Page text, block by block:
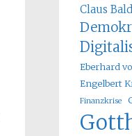
Claus
Eberhard
Engelbert
Finanzkrise